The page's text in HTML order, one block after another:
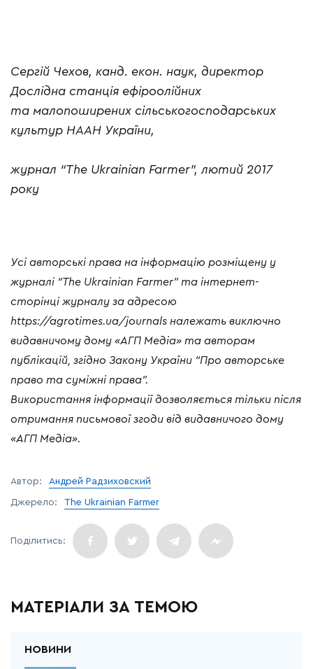
Сергій Чехов, канд. екон. наук, директор
Дослідна станція ефіроолійних
та малопоширених сільськогосподарських
культур НААН України,
журнал “The Ukrainian Farmer”, лютий 2017
року
Усі авторські права на інформацію розміщену у
журналі “The Ukrainian Farmer” та інтернет-
сторінці журналу за адресою
https://agrotimes.ua/journals належать виключно
видавничому дому «АГП Медіа» та авторам
публікацій, згідно Закону України “Про авторське
право та суміжні права”.
Використання інформації дозволяється тільки після
отримання письмової згоди від видавничого дому
«АГП Медіа».
Автор: Андрей Радзиховский
Джерело: The Ukrainian Farmer
МАТЕРІАЛИ ЗА ТЕМОЮ